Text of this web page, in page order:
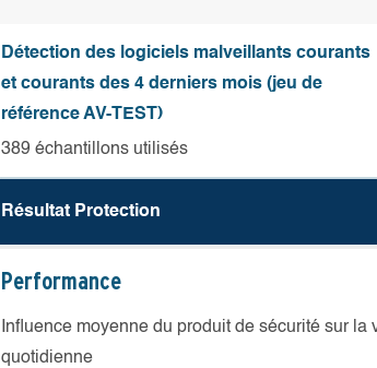
Détection des logiciels malveillants courants
et courants des 4 derniers mois (jeu de
référence AV-TEST)
389 échantillons utilisés
Résultat Protection
Performance
Influence moyenne du produit de sécurité sur la
quotidienne